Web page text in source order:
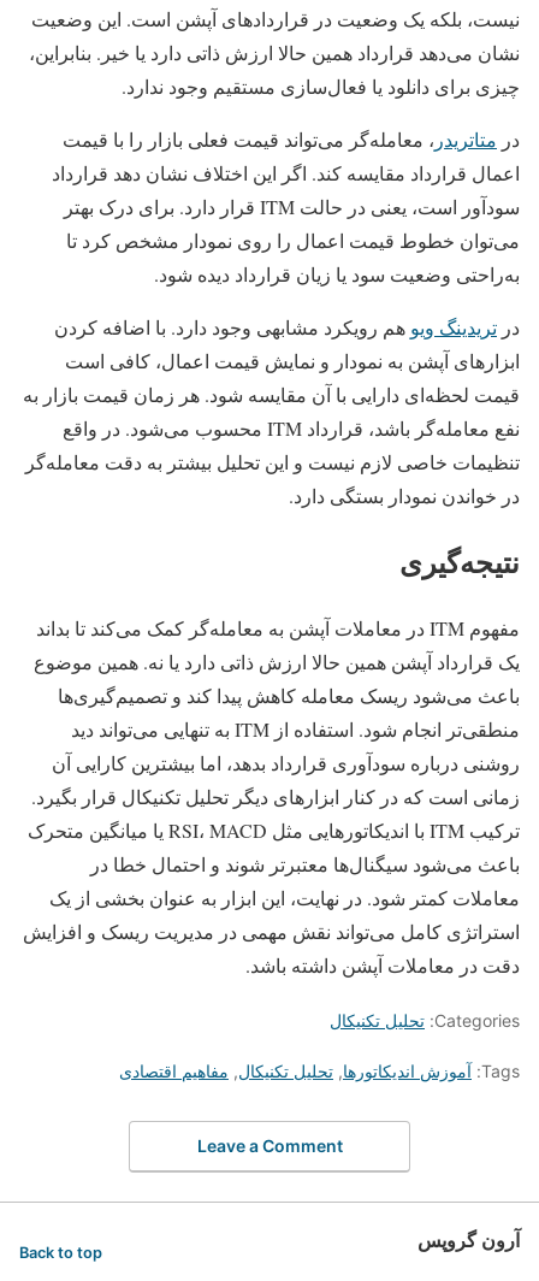
نیست، بلکه یک وضعیت در قراردادهای آپشن است. این وضعیت
نشان می‌دهد قرارداد همین حالا ارزش ذاتی دارد یا خیر. بنابراین،
چیزی برای دانلود یا فعال‌سازی مستقیم وجود ندارد.
در متاتریدر ، معامله‌گر می‌تواند قیمت فعلی بازار را با قیمت
اعمال قرارداد مقایسه کند. اگر این اختلاف نشان دهد قرارداد
سودآور است، یعنی در حالت ITM قرار دارد. برای درک بهتر
می‌توان خطوط قیمت اعمال را روی نمودار مشخص کرد تا
به‌راحتی وضعیت سود یا زیان قرارداد دیده شود.
در تریدینگ ویو هم رویکرد مشابهی وجود دارد. با اضافه کردن
ابزارهای آپشن به نمودار و نمایش قیمت اعمال، کافی است
قیمت لحظه‌ای دارایی با آن مقایسه شود. هر زمان قیمت بازار به
نفع معامله‌گر باشد، قرارداد ITM محسوب می‌شود. در واقع
تنظیمات خاصی لازم نیست و این تحلیل بیشتر به دقت معامله‌گر
در خواندن نمودار بستگی دارد.
نتیجه‌گیری
مفهوم ITM در معاملات آپشن به معامله‌گر کمک می‌کند تا بداند
یک قرارداد آپشن همین حالا ارزش ذاتی دارد یا نه. همین موضوع
باعث می‌شود ریسک معامله کاهش پیدا کند و تصمیم‌گیری‌ها
منطقی‌تر انجام شود. استفاده از ITM به‌ تنهایی می‌تواند دید
روشنی درباره سودآوری قرارداد بدهد، اما بیشترین کارایی آن
زمانی است که در کنار ابزارهای دیگر تحلیل تکنیکال قرار بگیرد.
ترکیب ITM با اندیکاتورهایی مثل RSI، MACD یا میانگین متحرک
باعث می‌شود سیگنال‌ها معتبرتر شوند و احتمال خطا در
معاملات کمتر شود. در نهایت، این ابزار به‌ عنوان بخشی از یک
استراتژی کامل می‌تواند نقش مهمی در مدیریت ریسک و افزایش
دقت در معاملات آپشن داشته باشد.
Categories: تحلیل تکنیکال
Tags: آموزش اندیکاتورها, تحلیل تکنیکال, مفاهیم اقتصادی
Leave a Comment
آرون گروپس Back to top